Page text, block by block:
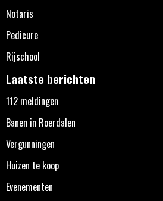
Notaris
Pedicure
Rijschool
Laatste berichten
112 meldingen
Banen in Roerdalen
Vergunningen
Huizen te koop
Evenementen